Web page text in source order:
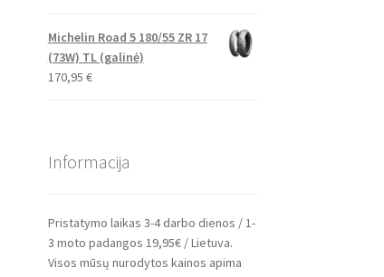
Michelin Road 5 180/55 ZR 17
(73W) TL (galinė)
170,95 €
Informacija
Pristatymo laikas 3-4 darbo dienos / 1-
3 moto padangos 19,95€ / Lietuva.
Visos mūsų nurodytos kainos apima